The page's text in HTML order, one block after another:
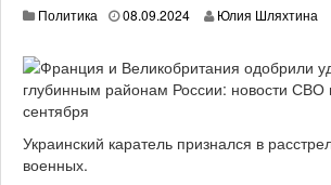
Политика 08.09.2024 Юлия Шляхтина
Украинский каратель признался в
военных.